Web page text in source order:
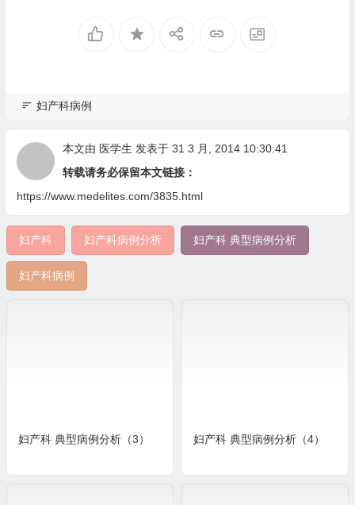
妇产科病例
本文由 医学生 发表于 31 3 月, 2014 10:30:41
转载请务必保留本文链接：
https://www.medelites.com/3835.html
妇产科 妇产科病例分析 妇产科 典型病例分析
妇产科病例
妇产科 典型病例分析（3） 妇产科 典型病例分析（4）